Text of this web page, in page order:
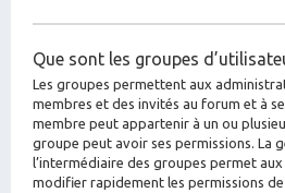
Que sont les groupes
Les groupes permettent aux
membres et des invités au forum et à
membre peut appartenir à un ou
groupe peut avoir ses permissions. La
l’intermédiaire des groupes permet
modifier rapidement les permissions